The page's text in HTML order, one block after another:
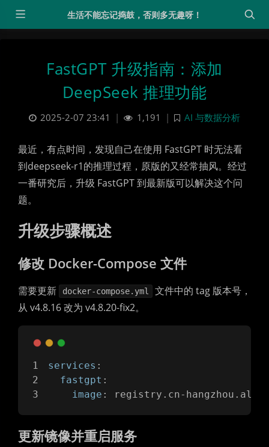
生活不能忘记捣鼓，否则多无趣呀！
FastGPT 升级指南：添加
DeepSeek 推理功能
2025-2-07 23:41 | 1,191 | AI 与数据分析
最近，有点时间，发现自己在使用 FastGPT 时无法看
到deepseek-r1的推理过程，原版的又经常抽风。经过
一番研究后，升级 FastGPT 到最新版可以解决这个问
题。
升级步骤概述
修改 Docker-Compose 文件
需要更新 docker-compose.yml
文件中的 tag 版本号，
从 v4.8.16 改为 v4.8.20-fix2。
services :
fastgpt :
image : registry.cn-
更新镜像并重启服务